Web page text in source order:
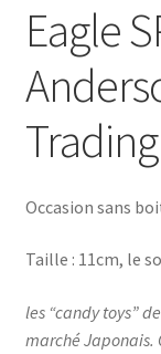
Eagle
Occasion sans
Taille : 11cm, le
les “candy toys”
marché Japonais.